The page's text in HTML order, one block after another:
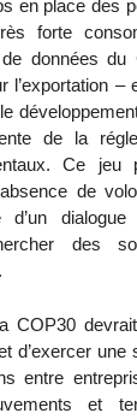
en place des
forte
données du
l’exportation
de la
Ce jeu
de
d’un
des
COP30
d’exercer une
entre
et